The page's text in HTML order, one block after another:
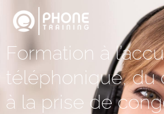
Formation à
téléphonique, du
à la prise de